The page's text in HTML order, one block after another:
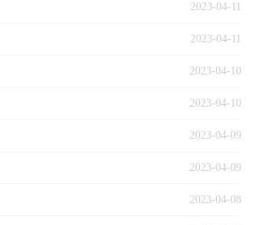
2023-04-11
2023-04-11
2023-04-10
2023-04-10
2023-04-09
2023-04-09
2023-04-08